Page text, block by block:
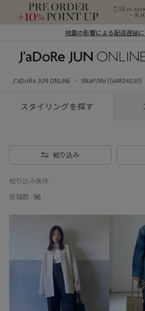
地震の影響による配送遅延
ン オンライン）
J'aDoRe JUN ONLINE SNaP/Me (GAM24030)
スタイリングを探す
絞り込み
絞り込み条件 :
投稿数 : 96